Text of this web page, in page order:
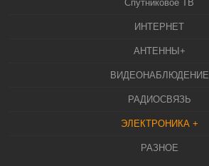
Спутниковое ТВ
ИНТЕРНЕТ
АНТЕННЫ+
ВИДЕОНАБЛЮДЕНИЕ
РАДИОСВЯЗЬ
ЭЛЕКТРОНИКА +
РАЗНОЕ